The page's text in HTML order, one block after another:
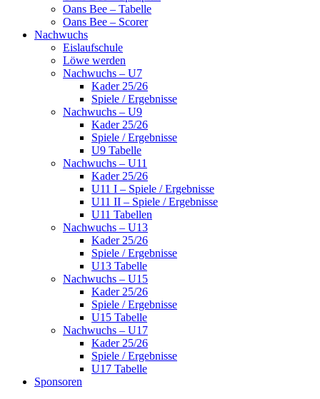
Oans Bee – Tabelle
Oans Bee – Scorer
Nachwuchs
Eislaufschule
Löwe werden
Nachwuchs – U7
Kader 25/26
Spiele / Ergebnisse
Nachwuchs – U9
Kader 25/26
Spiele / Ergebnisse
U9 Tabelle
Nachwuchs – U11
Kader 25/26
U11 I – Spiele / Ergebnisse
U11 II – Spiele / Ergebnisse
U11 Tabellen
Nachwuchs – U13
Kader 25/26
Spiele / Ergebnisse
U13 Tabelle
Nachwuchs – U15
Kader 25/26
Spiele / Ergebnisse
U15 Tabelle
Nachwuchs – U17
Kader 25/26
Spiele / Ergebnisse
U17 Tabelle
Sponsoren